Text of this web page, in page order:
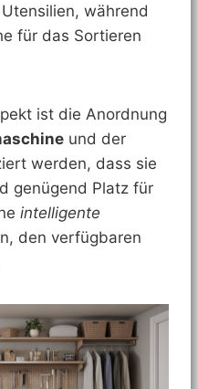
während
für das Sortieren
ist die Anordnung
und der
werden, dass sie
genügend Platz für
intelligente
den verfügbaren